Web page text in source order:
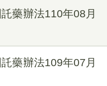
藥辦法110年08月
藥辦法109年07月